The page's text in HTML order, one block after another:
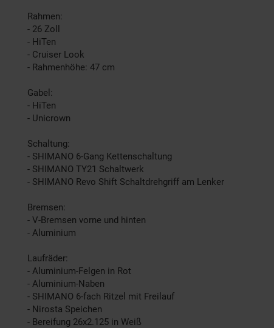
Rahmen:
- 26 Zoll
- HiTen
- Cruiser Look
- Rahmenhöhe: 47 cm
Gabel:
- HiTen
- Unicrown
Schaltung:
- SHIMANO 6-Gang Kettenschaltung
- SHIMANO TY21 Schaltwerk
- SHIMANO Revo Shift Schaltdrehgriff am Lenker
Bremsen:
- V-Bremsen vorne und hinten
- Aluminium
Laufräder:
- Aluminium-Felgen in Rot
- Aluminium-Naben
- SHIMANO 6-fach Ritzel mit Freilauf
- Nirosta Speichen
- Bereifung 26x2.125 in Weiß